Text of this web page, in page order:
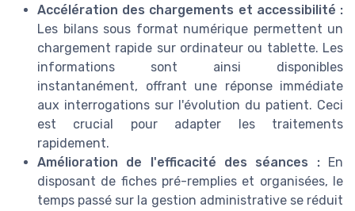
Accélération des chargements et accessibilité :
Les bilans sous format numérique permettent un
chargement rapide sur ordinateur ou tablette. Les
informations sont ainsi disponibles
instantanément, offrant une réponse immédiate
aux interrogations sur l'évolution du patient. Ceci
est crucial pour adapter les traitements
rapidement.
Amélioration de l'efficacité des séances :En
disposant de fiches pré-remplies et organisées, le
temps passé sur la gestion administrative se réduit